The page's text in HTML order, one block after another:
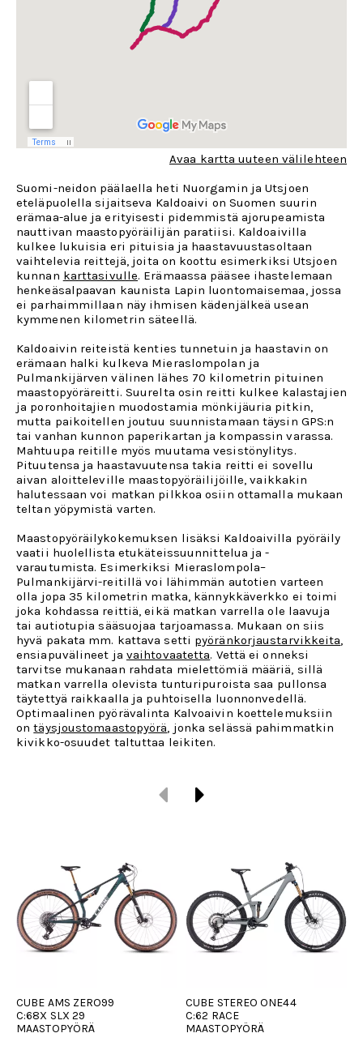
Avaa kartta uuteen välilehteen
Suomi-neidon päälaella heti Nuorgamin ja Utsjoen
eteläpuolella sijaitseva Kaldoaivi on Suomen suurin
erämaa-alue ja erityisesti pidemmistä ajorupeamista
nauttivan maastopyöräilijän paratiisi. Kaldoaivilla
kulkee lukuisia eri pituisia ja haastavuustasoltaan
vaihtelevia reittejä, joita on koottu esimerkiksi Utsjoen
kunnan karttasivulle. Erämaassa pääsee ihastelemaan
henkeäsalpaavan kaunista Lapin luontomaisemaa, jossa
ei parhaimmillaan näy ihmisen kädenjälkeä usean
kymmenen kilometrin säteellä.
Kaldoaivin reiteistä kenties tunnetuin ja haastavin on
erämaan halki kulkeva Mieraslompolan ja
Pulmankijärven välinen lähes 70 kilometrin pituinen
maastopyöräreitti. Suurelta osin reitti kulkee kalastajien
ja poronhoitajien muodostamia mönkijäuria pitkin,
mutta paikoitellen joutuu suunnistamaan täysin GPS:n
tai vanhan kunnon paperikartan ja kompassin varassa.
Mahtuupa reitille myös muutama vesistönylitys.
Pituutensa ja haastavuutensa takia reitti ei sovellu
aivan aloitteleville maastopyöräilijöille, vaikkakin
halutessaan voi matkan pilkkoa osiin ottamalla mukaan
teltan yöpymistä varten.
Maastopyöräilykokemuksen lisäksi Kaldoaivilla pyöräily
vaatii huolellista etukäteissuunnittelua ja -
varautumista. Esimerkiksi Mieraslompola–
Pulmankijärvi-reitillä voi lähimmän autotien varteen
olla jopa 35 kilometrin matka, kännykkäverkko ei toimi
joka kohdassa reittiä, eikä matkan varrella ole laavuja
tai autiotupia sääsuojaa tarjoamassa. Mukaan on siis
hyvä pakata mm. kattava setti pyöränkorjaustarvikkeita,
ensiapuvälineet ja vaihtovaatetta. Vettä ei onneksi
tarvitse mukanaan rahdata mielettömiä määriä, sillä
matkan varrella olevista tunturipuroista saa pullonsa
täytettyä raikkaalla ja puhtoisella luonnonvedellä.
Optimaalinen pyörävalinta Kalvoaivin koettelemuksiin
ontäysjoustomaastopyörä, jonka selässä pahimmatkin
kivikko-osuudet taltuttaa leikiten.
CUBE AMS ZERO99
C:68X SLX 29
MAASTOPYÖRÄ
CUBE STEREO ONE44
C:62 RACE
MAASTOPYÖRÄ